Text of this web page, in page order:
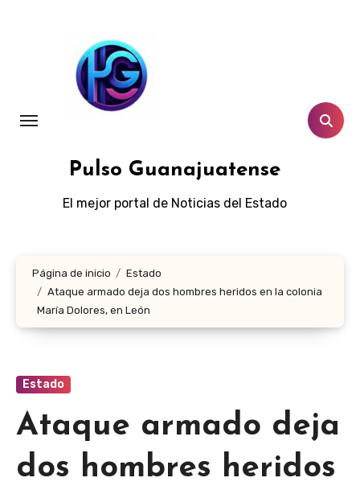
Pulso Guanajuatense
El mejor portal de Noticias del Estado
Página de inicio
Estado
Ataque armado deja dos hombres heridos en la colonia
María Dolores, en León
Estado
Ataque armado deja
dos hombres heridos